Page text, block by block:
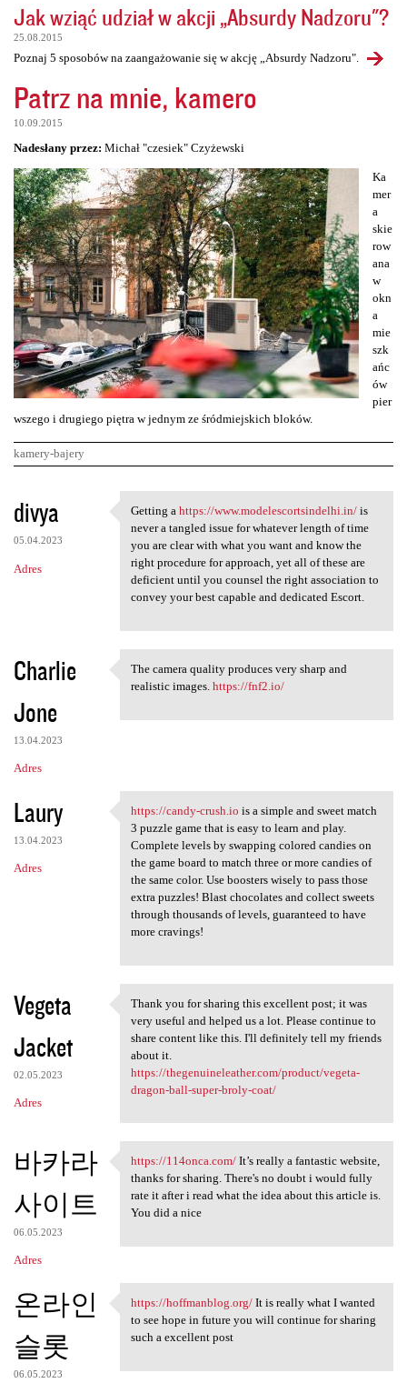
Jak wziąć udział w akcji „Absurdy Nadzoru"?
25.08.2015
Poznaj 5 sposobów na zaangażowanie się w akcję „Absurdy Nadzoru".
Patrz na mnie, kamero
10.09.2015
Nadesłany przez: Michał "czesiek" Czyżewski
Ka
mer
a
skie
row
ana
w
okn
a
mie
szk
ańc
ów
pier
wszego i drugiego piętra w jednym ze śródmiejskich bloków.
kamery-bajery
K
o
m
e
a
r
z
e
divya
05.04.2023
Adres
Getting a https://www
Getting a https://www.modelescortsindelhi.in/is
never a tangled issue for whatever length of time
you are clear with what you want and know the
right procedure for approach, yet all of these are
deficient until you counsel the right association to
convey your best capable and dedicated Escort.
Charlie
Jone
13.04.2023
Adres
The camera quality produces
The camera quality produces very sharp and
realistic images. https://fnf2.io/
Laury
13.04.2023
Adres
https://candy-crush.io is a
https://candy-crush.io is a simple and sweet match
3 puzzle game that is easy to learn and play.
Complete levels by swapping colored candies on
the game board to match three or more candies of
the same color. Use boosters wisely to pass those
extra puzzles! Blast chocolates and collect sweets
through thousands of levels, guaranteed to have
more cravings!
Vegeta
Jacket
02.05.2023
Adres
Thank you for sharing this
Thank you for sharing this excellent post; it was
very useful and helped us a lot. Please continue to
share content like this. I'll definitely tell my friends
about it.
https://thegenuineleather.com/product/vegeta-
dragon-ball-super-broly-coat/
바카라
사이트
06.05.2023
Adres
https://114onca.com/ It’s
https://114onca.com/It’s really a fantastic website,
thanks for sharing. There's no doubt i would fully
rate it after i read what the idea about this article is.
You did a nice
온라인
슬롯
06.05.2023
https://hoffmanblog.org/ It
https://hoffmanblog.org/It is really what I wanted
to see hope in future you will continue for sharing
such a excellent post